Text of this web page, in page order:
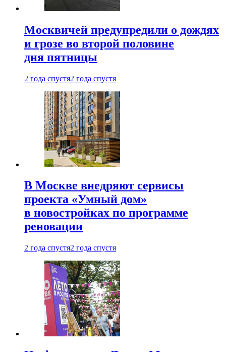
Москвичей предупредили о дождях
и грозе во второй половине
дня пятницы
2 года спустя2 года спустя
В Москве внедряют сервисы
проекта «Умный дом»
в новостройках по программе
реновации
2 года спустя2 года спустя